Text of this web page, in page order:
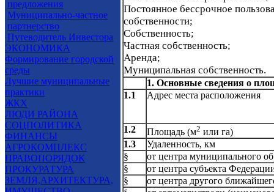
предложения
Муниципально-частное
партнерство
Путеводитель Инвестора
ЭКОНОМИКА
Формирование городской
среды
Лучшие муниципальные
практики
ЖКХ
ЛЮДИ РАЙОНА
СОЦПОЛИТИКА
ФИНАНСЫ
АГРОКОМПЛЕКС
ПРАВОПОРЯДОК
ПРОКУРАТУРА
ЗЕМЛЯ,АРХИТЕКТУРА,
Постоянное бессрочное
собственности;
Собственность;
Частная собственность;
Аренда;
Муниципальная собственность.
1. Основные сведения о
1.1
Адрес места расположения
1.2 Площадь (м2 или га)
1.3
Удаленность, км
§
от центра муниципального
§
от центра субъекта
§
от центра другого